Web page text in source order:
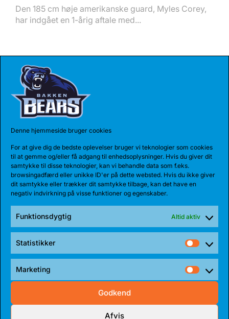
Denne hjemmeside bruger cookies
For at give dig de bedste oplevelser bruger vi teknologier som cookies
til at gemme og/eller få adgang til enhedsoplysninger. Hvis du giver dit
samtykke til disse teknologier, kan vi behandle data som f.eks.
browsingadfærd eller unikke ID'er på dette websted. Hvis du ikke giver
dit samtykke eller trækker dit samtykke tilbage, kan det have en
negativ indvirkning på visse funktioner og egenskaber.
Funktionsdygtig Altid aktiv
Statistikker
Marketing
Godkend
Afvis
Den 185 cm høje amerikanske guard, Myles Corey,
har indgået en 1-årig aftale med...
17 JUL 2026
TALENT BLIVER FULDTIDSBJØRN
Anton Katholm har skrevet under med Bakken Bears
for endnu en sæson. Sidste sæson havde...